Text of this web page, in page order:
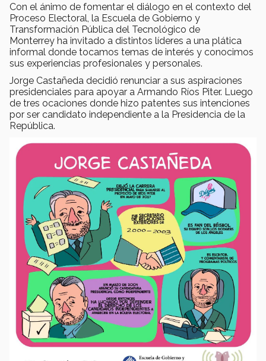
Con el ánimo de fomentar el diálogo en el contexto del
Proceso Electoral, la Escuela de Gobierno y
Transformación Pública del Tecnológico de
Monterrey ha invitado a distintos líderes a una plática
informal donde tocamos temas de interés y conocimos
sus experiencias profesionales y personales.
Jorge Castañeda decidió renunciar a sus aspiraciones
presidenciales para apoyar a Armando Ríos Piter. Luego
de tres ocaciones donde hizo patentes sus intenciones
por ser candidato independiente a la Presidencia de la
República.